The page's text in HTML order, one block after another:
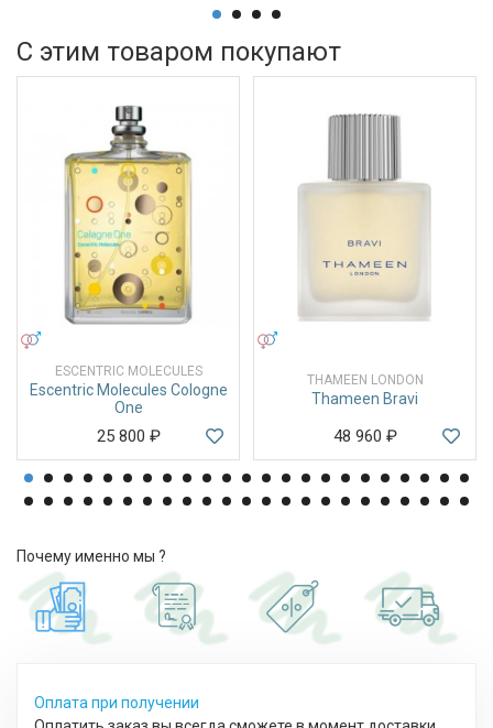
С этим товаром покупают
ESCENTRIC MOLECULES
Escentric Molecules Cologne
One
25 800 ₽
THAMEEN LONDON
Thameen Bravi
48 960 ₽
Почему именно мы ?
Оплата при получении